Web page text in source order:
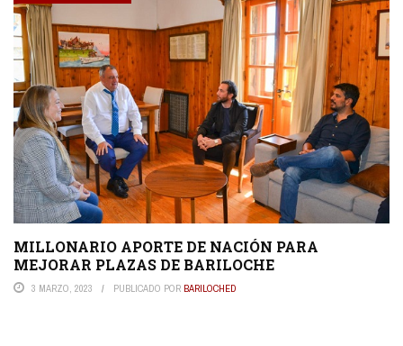
MILLONARIO APORTE DE NACIÓN PARA
MEJORAR PLAZAS DE BARILOCHE
3 MARZO, 2023 PUBLICADO POR BARILOCHED